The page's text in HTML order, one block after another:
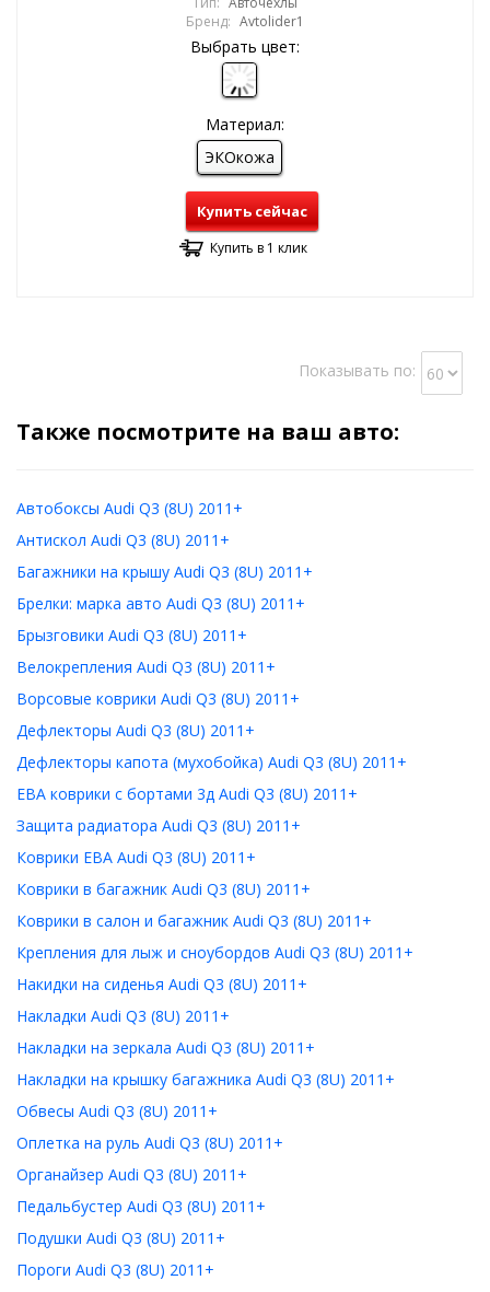
Бренд: Avtolider1
Выбрать цвет:
Материал:
ЭКОкожа
Купить сейчас
Купить в 1 клик
Показывать по:
Также посмотрите на ваш авто:
Автобоксы Audi Q3 (8U) 2011+
Антискол Audi Q3 (8U) 2011+
Багажники на крышу Audi Q3 (8U) 2011+
Брелки: марка авто Audi Q3 (8U) 2011+
Брызговики Audi Q3 (8U) 2011+
Велокрепления Audi Q3 (8U) 2011+
Ворсовые коврики Audi Q3 (8U) 2011+
Дефлекторы Audi Q3 (8U) 2011+
Дефлекторы капота (мухобойка) Audi Q3 (8U) 2011+
ЕВА коврики с бортами 3д Audi Q3 (8U) 2011+
Защита радиатора Audi Q3 (8U) 2011+
Коврики ЕВА Audi Q3 (8U) 2011+
Коврики в багажник Audi Q3 (8U) 2011+
Коврики в салон и багажник Audi Q3 (8U) 2011+
Крепления для лыж и сноубордов Audi Q3 (8U) 2011+
Накидки на сиденья Audi Q3 (8U) 2011+
Накладки Audi Q3 (8U) 2011+
Накладки на зеркала Audi Q3 (8U) 2011+
Накладки на крышку багажника Audi Q3 (8U) 2011+
Обвесы Audi Q3 (8U) 2011+
Оплетка на руль Audi Q3 (8U) 2011+
Органайзер Audi Q3 (8U) 2011+
Педальбустер Audi Q3 (8U) 2011+
Подушки Audi Q3 (8U) 2011+
Пороги Audi Q3 (8U) 2011+